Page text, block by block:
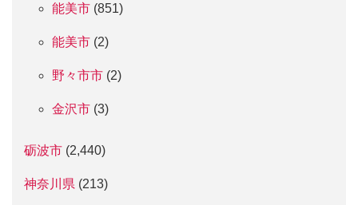
能美市 (851)
能美市 (2)
野々市市 (2)
金沢市 (3)
砺波市 (2,440)
神奈川県 (213)